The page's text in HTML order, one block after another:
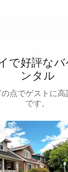
で好評な
ンタル
点でゲストに
です。
イスです。